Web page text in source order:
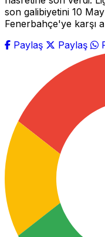
son galibiyetini 10
Fenerbahçe'ye karşı
Paylaş
Paylaş